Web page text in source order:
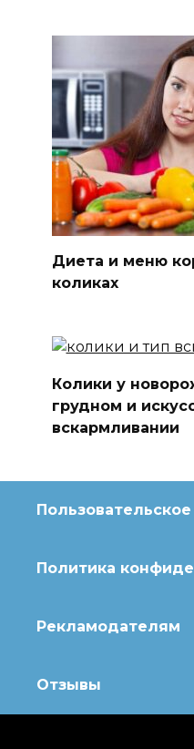
Диета и меню
коликах
Колики у
грудном и
вскармливании
Политика
Рекламодателям
Отзывы